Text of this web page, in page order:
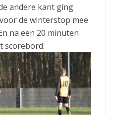
andere kant ging
de winterstop mee
na een 20 minuten
scorebord.